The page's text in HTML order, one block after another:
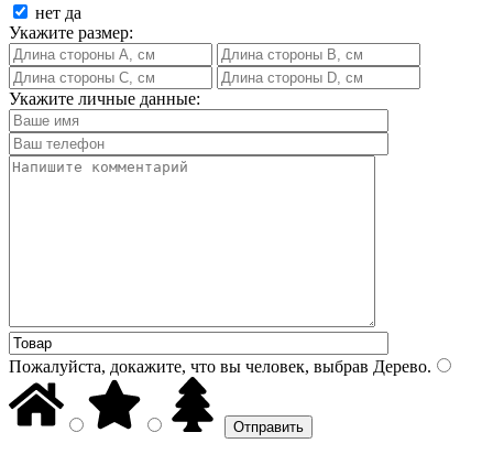
нет да
Укажите размер:
Укажите личные данные:
Пожалуйста, докажите, что вы человек, выбрав Дерево.